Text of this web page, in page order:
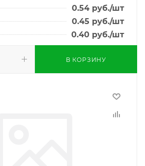
0.54 руб./шт
0.45 руб./шт
0.40 руб./шт
В КОРЗИНУ